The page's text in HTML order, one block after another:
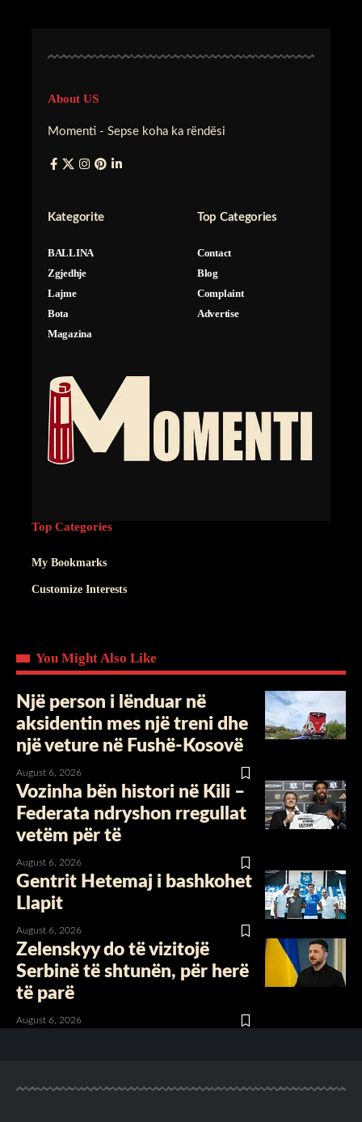
About US
Momenti - Sepse koha ka rëndësi
Kategorite
BALLINA
Zgjedhje
Lajme
Bota
Magazina
Top Categories
Contact
Blog
Complaint
Advertise
Top Categories
My Bookmarks
Customize Interests
You Might Also Like
Një person i lënduar në
aksidentin mes një treni dhe
një veture në Fushë-Kosovë
August 6, 2026
Vozinha bën histori në Kili –
Federata ndryshon rregullat
vetëm për të
August 6, 2026
Gentrit Hetemaj i bashkohet
Llapit
August 6, 2026
Zelenskyy do të vizitojë
Serbinë të shtunën, për herë
të parë
August 6, 2026